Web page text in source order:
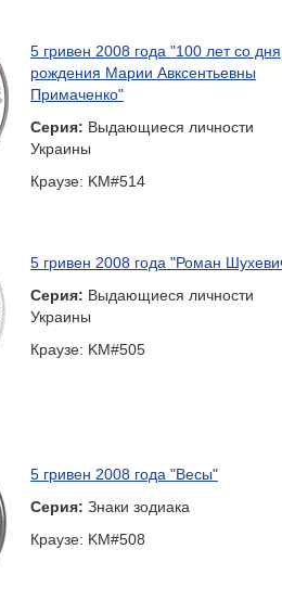
5 гривен 2008 года "100 лет со дня
рождения Марии Авксентьевны
Примаченко"
Серия: Выдающиеся личности
Украины
Краузе: KM#514
5 гривен 2008 года "Роман
Серия: Выдающиеся личности
Украины
Краузе: KM#505
5 гривен 2008 года "Весы"
Серия: Знаки зодиака
Краузе: KM#508